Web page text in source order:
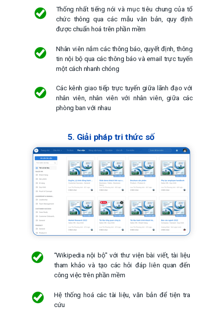
Thống nhất tiếng nói và mục tiêu chung của tổ
chức thông qua các mẫu văn bản, quy định
được chuẩn hoá trên phần mềm
Nhân viên nắm các thông báo, quyết định, thông
tin nội bộ qua các thông báo và email trực tuyến
một cách nhanh chóng
Các kênh giao tiếp trực tuyến giữa lãnh đạo với
nhân viên, nhân viên với nhân viên, giữa các
phòng ban với nhau
“Wikipedia nội bộ" với thư viện bài viết, tài liệu
tham khảo và tạo các hỏi đáp liên quan đến
công việc trên phần mềm
Hệ thống hoá các tài liệu, văn bản để tiện tra
cứu
5. Giải pháp tri thức số